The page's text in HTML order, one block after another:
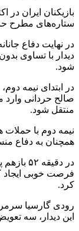
بازیکنان ایران در
ستاره‌های مطرح
در نهایت دفاع
دیدار با تساوی
شود.
در ابتدای نیمه
صالح حردانی وارد
منتقل شود.
نیمه دوم با حملات
همچنان به دفاع
در
فرصت خوبی ایجاد
کرد.
این دیدار، سه